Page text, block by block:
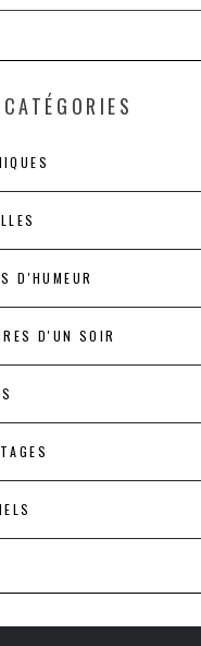
CATÉGORIES
D'HUMEUR
D'UN SOIR